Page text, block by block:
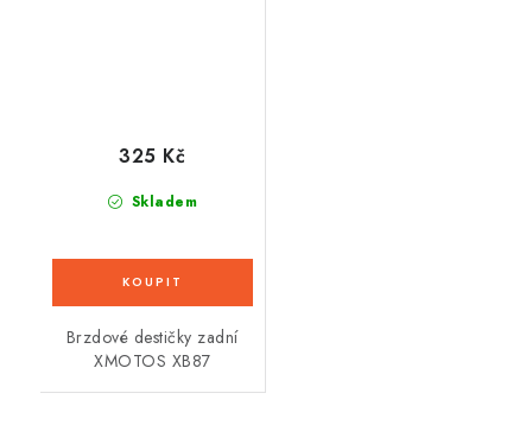
Skladem
325 Kč
Brzdové destičky zadní
XMOTOS XB87